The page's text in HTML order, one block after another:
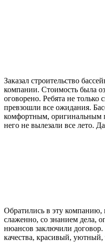
Заказал строительство
компании. Стоимость была
оговорено. Ребята не только
превзошли все ожидания.
комфортным, оригинальным
него не вылезали все лето.
Обратились в эту
слаженно, со знанием дела,
нюансов заключили
качества, красивый, уютный,